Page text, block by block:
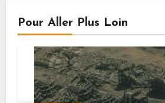
Pour Aller Plus Loin